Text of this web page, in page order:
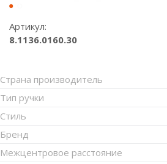
Артикул:
8.1136.0160.30
Страна производитель
Тип ручки
Стиль
Бренд
Межцентровое расстояние